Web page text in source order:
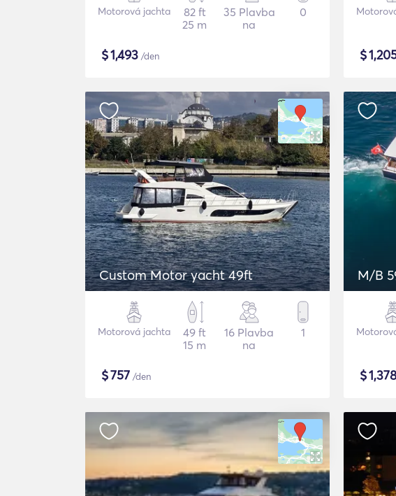
Motorová jachta
82 ft
25 m
35 Plavba
na
0
$1,493 /den $
Custom Motor yacht 49ft
Motorová jachta
49 ft
15 m
16 Plavba
na
1
$757 /den
M/B
$1,378